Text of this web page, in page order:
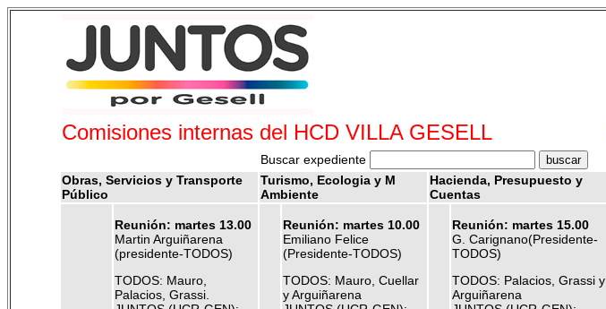
Comisiones internas del HCD VILLA GESELL
Buscar expediente
Obras, Servicios y Transporte
Público
Turismo, Ecologia y M
Ambiente
Hacienda, Presupuesto y
Cuentas
Reunión: martes 13.00
Martin Arguiñarena
(presidente-TODOS)
TODOS: Mauro,
Palacios, Grassi.
Reunión: martes 10.00
Emiliano Felice
(Presidente-TODOS)
TODOS: Mauro, Cuellar
y Arguiñarena
Reunión: martes 15.00
G. Carignano(Presidente-
TODOS)
TODOS: Palacios, Grassi y
Arguiñarena